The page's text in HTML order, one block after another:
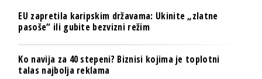
EU zapretila karipskim državama: Ukinite „zlatne
pasoše“ ili gubite bezvizni režim
Ko navija za 40 stepeni? Biznisi kojima je toplotni
talas najbolja reklama